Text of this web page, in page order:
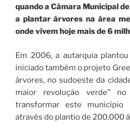
quando a Câmara Municipal
a plantar árvores na área
onde vivem hoje mais de 6
Em 2006, a autarquia
iniciado também o projeto
árvores, no sudoeste da
maior revolução verde”
transformar este município
através do plantio de 200.000